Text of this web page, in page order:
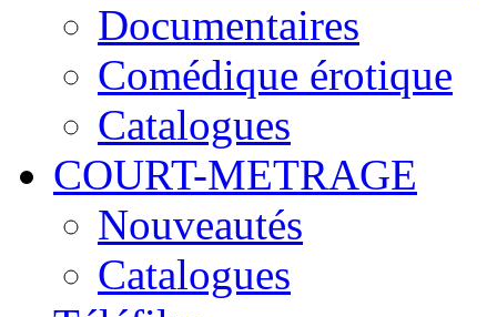
Documentaires
Comédique érotique
Catalogues
COURT-METRAGE
Nouveautés
Catalogues